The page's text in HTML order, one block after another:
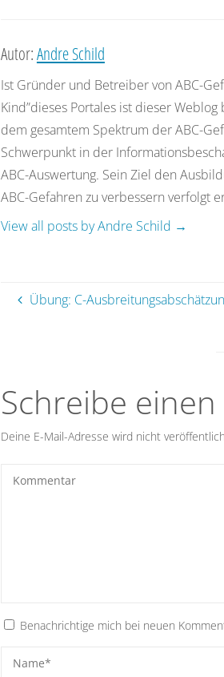
Autor:Andre Schild
Ist Gründer und Betreiber von ABC-
Kind”dieses Portales ist dieser
dem gesamtem Spektrum der ABC-
Schwerpunkt in der
ABC-Auswertung. Sein Ziel den
ABC-Gefahren zu verbessern verfolgt
View all posts by Andre Schild →
Übung: C-
Schreibe
Deine E-Mail-Adresse wird nicht
Benachrichtige mich bei neuen